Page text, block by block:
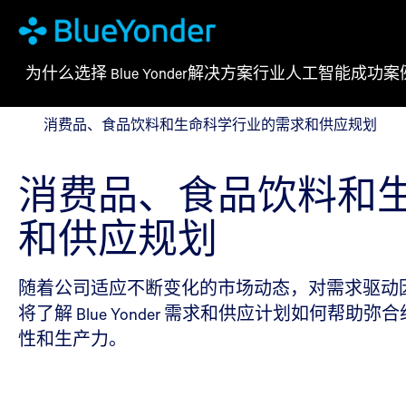
消费品、食品饮料和生命科学行业的需求和供应规划
为什么选择 Blue Yonder解决方案行业人工智能成功案
消费品、食品饮料和生命科学行业的需求和供应规划
消费品、食品饮料和
和供应规划
随着公司适应不断变化的市场动态，对需求驱
将了解 Blue Yonder 需求和供应计划如何帮助
性和生产力。